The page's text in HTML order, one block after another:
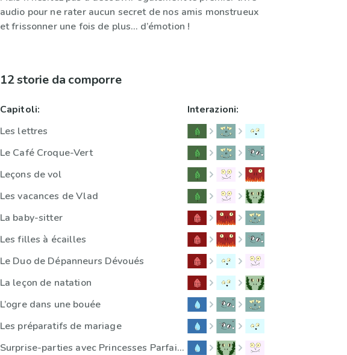
audio pour ne rater aucun secret de nos amis monstrueux
et frissonner une fois de plus… d’émotion !
12 storie da comporre
Capitoli:
Les lettres
Le Café Croque-Vert
Leçons de vol
Les vacances de Vlad
La baby-sitter
Les filles à écailles
Le Duo de Dépanneurs Dévoués
La leçon de natation
L’ogre dans une bouée
Les préparatifs de mariage
Surprise-parties avec Princesses Parfaites
Interazioni: